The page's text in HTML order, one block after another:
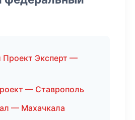
Проект Эксперт —
— Ставрополь
— Махачкала